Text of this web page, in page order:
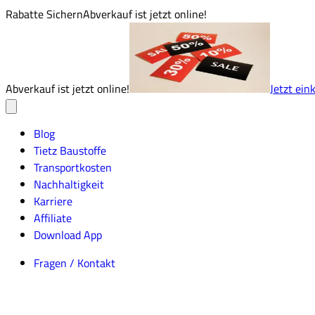
Rabatte SichernAbverkauf ist jetzt online!
Abverkauf ist jetzt online! Jetzt
Blog
Tietz Baustoffe
Transportkosten
Nachhaltigkeit
Karriere
Affiliate
Download App
Fragen / Kontakt